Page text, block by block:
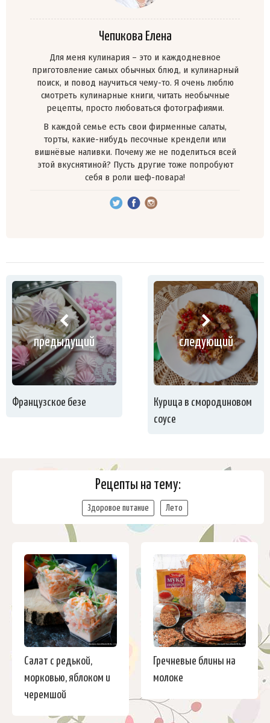
Чепикова Елена
Для меня кулинария – это и каждодневное
приготовление самых обычных блюд, и кулинарный
поиск, и повод научиться чему-то. Я очень люблю
смотреть кулинарные книги, читать необычные
рецепты, просто любоваться фотографиями.
В каждой семье есть свои фирменные салаты,
торты, какие-нибудь песочные крендели или
вишнёвые наливки. Почему же не поделиться всей
этой вкуснятиной? Пусть другие тоже попробуют
себя в роли шеф-повара!
предыдущий
Французское безе
следующий
Курица в смородиновом
соусе
Рецепты на тему:
Здоровое питание Лето
Салат с редькой,
морковью, яблоком и
черемшой
Гречневые блины на
молоке